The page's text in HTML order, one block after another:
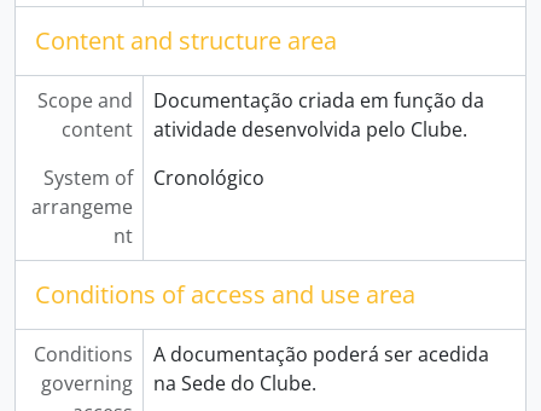
Content and structure area
Scope and
content
Documentação criada em função da
atividade desenvolvida pelo Clube.
System of
arrangeme
nt
Cronológico
Conditions of access and use area
Conditions
governing
A documentação poderá ser acedida
na Sede do Clube.